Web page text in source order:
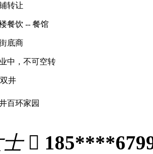
转让
餐饮 -- 餐馆
底商
中，不可空转
井
百环家园
